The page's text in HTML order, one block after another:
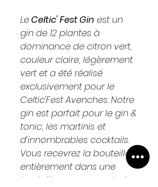
LeCeltic' Fest Gin est un
gin de 12 plantes à
dominance de citron vert,
couleur claire, légèrement
vert et a été réalisé
exclusivement pour le
Celtic'Fest Avenches. Notre
gin est parfait pour le gin &
tonic, les martinis et
d’innombrables cocktails.
Vous recevrez la bouteille
entièrement dans une
bouteille en verre exclusive